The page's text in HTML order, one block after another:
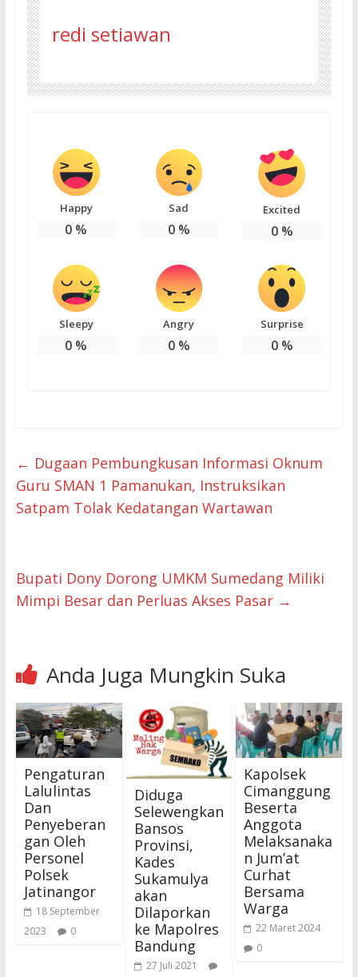
redi setiawan
Happy
0 %
Sad
0%
Excited
0%
Sleepy
0 %
Angry
0%
Surprise
0%
← ‎Dugaan Pembungkusan Informasi Oknum
Guru SMAN 1 Pamanukan, Instruksikan
Satpam Tolak Kedatangan Wartawan
Bupati Dony Dorong UMKM Sumedang Miliki
Mimpi Besar dan Perluas Akses Pasar →
Anda Juga Mungkin Suka
Pengaturan
Lalulintas
Dan
Penyeberan
gan Oleh
Personel
Polsek
Jatinangor
18 September
2023
0
Diduga
Selewengkan
Bansos
Provinsi,
Kades
Sukamulya
akan
Dilaporkan
ke Mapolres
Bandung
27 Juli 2021
Kapolsek
Cimanggung
Beserta
Anggota
Melaksanaka
n Jum’at
Curhat
Bersama
Warga
22 Maret 2024
0